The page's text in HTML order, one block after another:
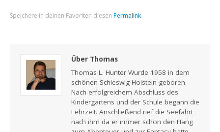
Speichere in deinen Favoriten diesen Permalink.
Über Thomas
Thomas L. Hunter Wurde 1958 in dem
schönen Schleswig Holstein geboren.
Nach erfolgreichem Abschluss des
Kindergartens und der Schule begann die
Lehrzeit. Anschließend rief die Seefahrt
nach ihm da er immer schon den Hang